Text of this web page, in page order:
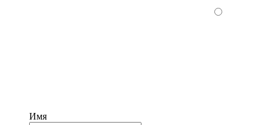
Имя